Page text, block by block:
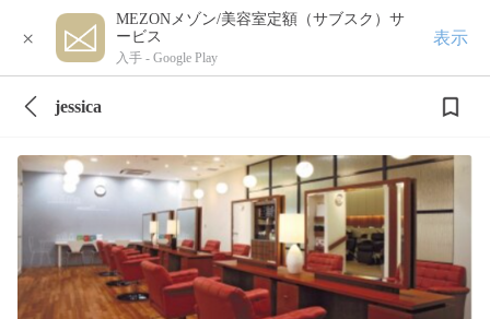
×
MEZONメゾン/美容室定額（サブスク）サ
ービス
入手 - Google Play
表示
jessica